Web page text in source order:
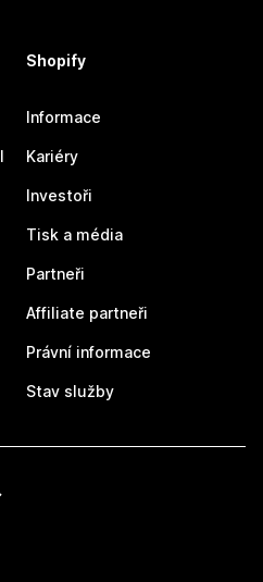
Shopify
Informace
Kariéry
Investoři
Tisk a média
Partneři
Affiliate partneři
Právní informace
Stav služby